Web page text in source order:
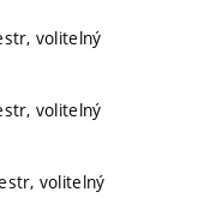
volitelný
volitelný
volitelný